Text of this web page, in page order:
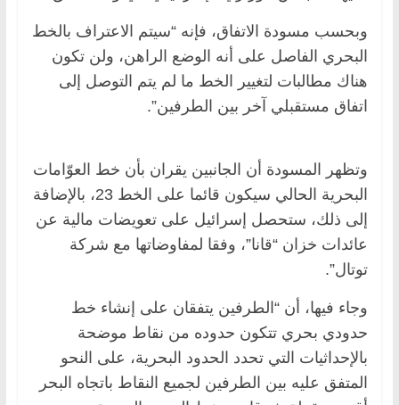
وبحسب مسودة الاتفاق، فإنه “سيتم الاعتراف بالخط
البحري الفاصل على أنه الوضع الراهن، ولن تكون
هناك مطالبات لتغيير الخط ما لم يتم التوصل إلى
اتفاق مستقبلي آخر بين الطرفين”.
وتظهر المسودة أن الجانبين يقران بأن خط العوّامات
البحرية الحالي سيكون قائما على الخط 23، بالإضافة
إلى ذلك، ستحصل إسرائيل على تعويضات مالية عن
عائدات خزان “قانا”، وفقا لمفاوضاتها مع شركة
توتال”.
وجاء فيها، أن “الطرفين يتفقان على إنشاء خط
حدودي بحري تتكون حدوده من نقاط موضحة
بالإحداثيات التي تحدد الحدود البحرية، على النحو
المتفق عليه بين الطرفين لجميع النقاط باتجاه البحر